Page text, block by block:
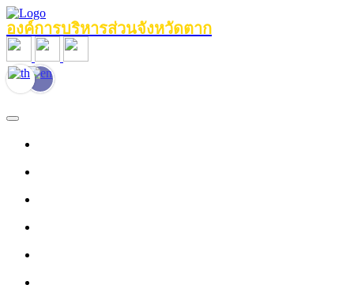
องค์การบริหารส่วนจังหวัดตาก